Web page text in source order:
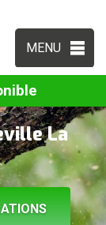
MENU
La